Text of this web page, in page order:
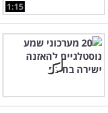
1:15